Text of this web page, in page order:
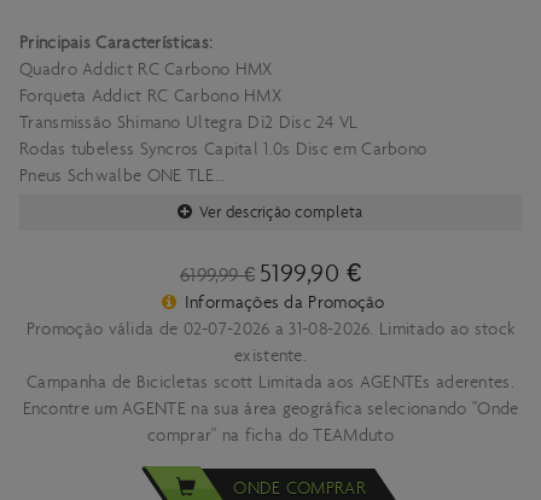
Principais Características:
Quadro Addict RC Carbono HMX
Forqueta Addict RC Carbono HMX
Transmissão Shimano Ultegra Di2 Disc 24 VL
Rodas tubeless Syncros Capital 1.0s Disc em Carbono
Pneus Schwalbe ONE TLE
Componentes Syncros de carbono/liga leve
a nova Addict RC 10 é a nossa bicicleta de corrida de fábrica
mais leve de sempre. Quer estejas a atacar subidas íngremes ou a
correr para a meta, todos os aspetos desta bicicleta foram
meticulosamente concebidos com uma coisa em mente: deixar
todos os outros para trás a comer pó. Disponível nas cores Preto
Sunbeam e Azul Gelato/Rosa Gelato.
Ver descrição completa
6199,99 € 5199,90 €
Informações da Promoção
Promoção válida de 02-07-2026 a 31-08-2026. Limitado ao stock
existente.
Campanha de Bicicletas scott Limitada aos AGENTEs aderentes.
Encontre um AGENTE na sua área geográfica selecionando "Onde
comprar" na ficha do TEAMduto
ONDE COMPRAR